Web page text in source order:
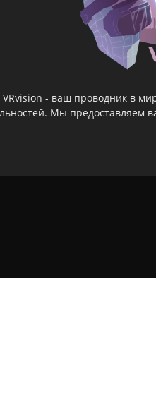
VRvision - ваш проводник в
Мы предоставляем